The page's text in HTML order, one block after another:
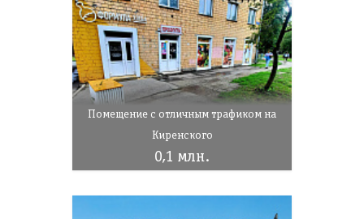
Помещение с отличным трафиком на
Киренского
0,1 млн.